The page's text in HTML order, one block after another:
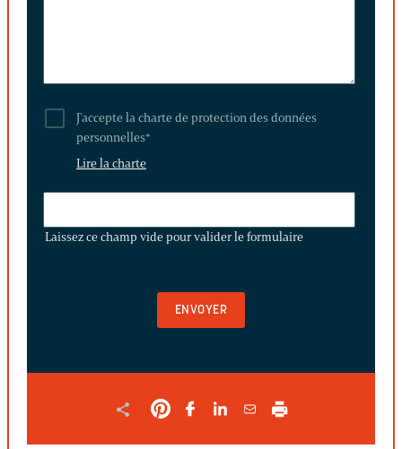
J'accepte la charte de protection des données
personnelles*
Lire la charte
CHAMP
Laissez ce champ vide pour valider le formulaire